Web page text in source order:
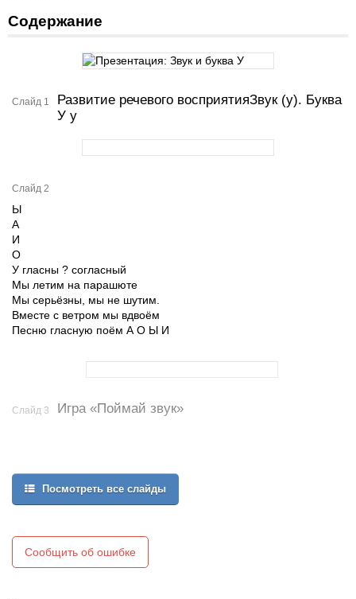
Содержание
Слайд 1
Развитие речевого восприятияЗвук (у). Буква
У у
Слайд 2
Ы
А
И
О
У гласны ? согласный
Мы летим на парашюте
Мы серьёзны, мы не шутим.
Вместе с ветром мы вдвоём
Песню гласную поём А О Ы И
Слайд 3 Игра «Поймай звук»
Посмотреть все слайды
Сообщить об ошибке